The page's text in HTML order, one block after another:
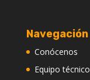
Navegación
Conócenos
Equipo técnico